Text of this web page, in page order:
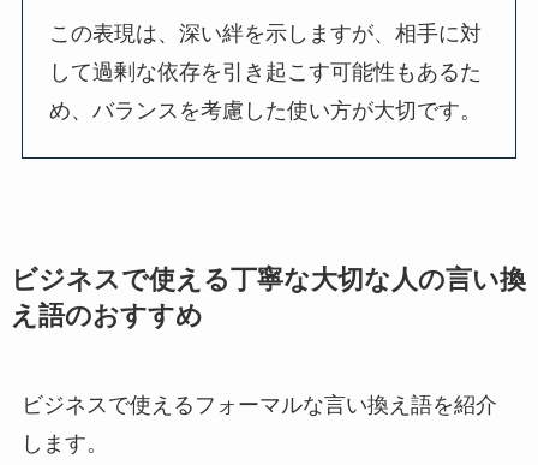
この表現は、深い絆を示しますが、相手に対
して過剰な依存を引き起こす可能性もあるた
め、バランスを考慮した使い方が大切です。
ビジネスで使える丁寧な大切な人の言い換
え語のおすすめ
ビジネスで使えるフォーマルな言い換え語を紹介
します。